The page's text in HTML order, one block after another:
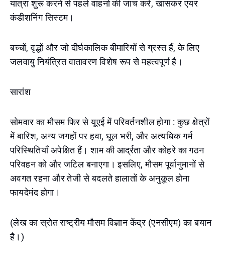
यात्रा शुरू करने से पहले वाहनों की जांच करें, खासकर एयर
कंडीशनिंग सिस्टम।
बच्चों, वृद्धों और जो दीर्घकालिक बीमारियों से ग्रस्त हैं, के लिए
जलवायु नियंत्रित वातावरण विशेष रूप से महत्वपूर्ण है।
सारांश
सोमवार का मौसम फिर से यूएई में परिवर्तनशील होगा : कुछ क्षेत्रों
में बारिश, अन्य जगहों पर हवा, धूल भरी, और अत्यधिक गर्म
परिस्थितियाँ अपेक्षित हैं। शाम की आर्द्रता और कोहरे का गठन
परिवहन को और जटिल बनाएगा। इसलिए, मौसम पूर्वानुमानों से
अवगत रहना और तेजी से बदलते हालातों के अनुकूल होना
फायदेमंद होगा।
(लेख का स्रोत राष्ट्रीय मौसम विज्ञान केंद्र (एनसीएम) का बयान
है।)